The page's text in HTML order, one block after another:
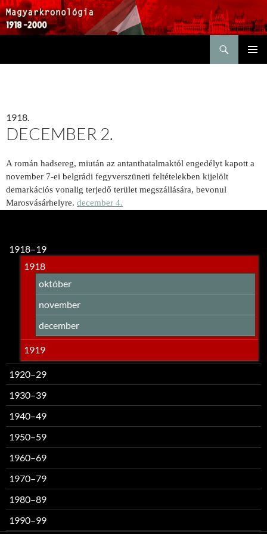
1918.
DECEMBER 2.
A román hadsereg, miután az antanthatalmaktól engedélyt kapott a
november 7-ei belgrádi fegyverszüneti feltételekben kijelölt
demarkációs vona­lig terjedő terület megszállására, bevo­nul
Marosvásárhelyre. december 4.
1918–19
1918
október
november
december
1919
1920–29
1930–39
1940–49
1950–59
1960–69
1970–79
1980–89
1990–99